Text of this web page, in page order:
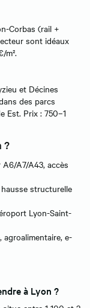
Corbas (rail +
sont idéaux
m².
et Décines
des parcs
Est. Prix : 750–1
?
A7/A43, accès
structurelle
Lyon-Saint-
agroalimentaire, e-
à Lyon ?